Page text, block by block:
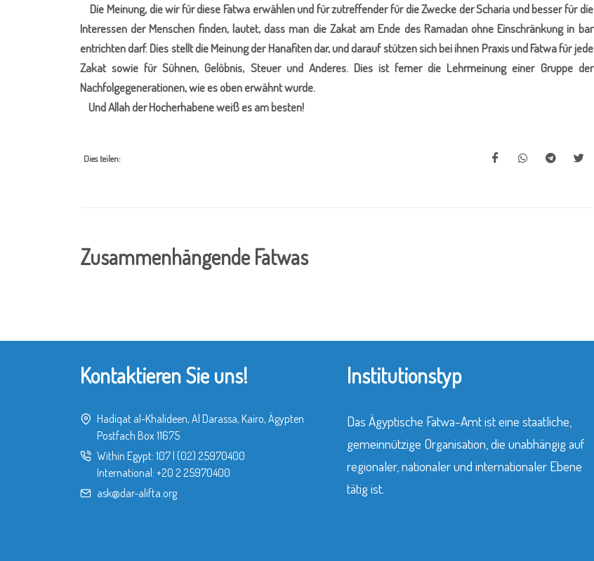
Die Meinung, die wir für diese Fatwa erwählen und für zutreffender für die Zwecke der Scharia und besser für die
Interessen der Menschen finden, lautet, dass man die Zakat am Ende des Ramadan ohne Einschränkung in bar
entrichten darf. Dies stellt die Meinung der Hanafiten dar, und darauf stützen sich bei ihnen Praxis und Fatwa für jede
Zakat sowie für Sühnen, Gelöbnis, Steuer und Anderes. Dies ist ferner die Lehrmeinung einer Gruppe der
Nachfolgegenerationen, wie es oben erwähnt wurde.
Und Allah der Hocherhabene weiß es am besten!
Dies teilen:
Zusammenhängende Fatwas
Kontaktieren Sie uns!
Hadiqat al-Khalideen, Al Darassa, Kairo, Ägypten
Postfach Box 11675
Within Egypt: 107 (02) 25970400
International: +20 2 25970400
ask@dar-alifta.org
Institutionstyp
Das Ägyptische Fatwa-Amt ist eine staatliche,
gemeinnützige Organisation, die unabhängig auf
regionaler, nationaler und internationaler Ebene
tätig ist.